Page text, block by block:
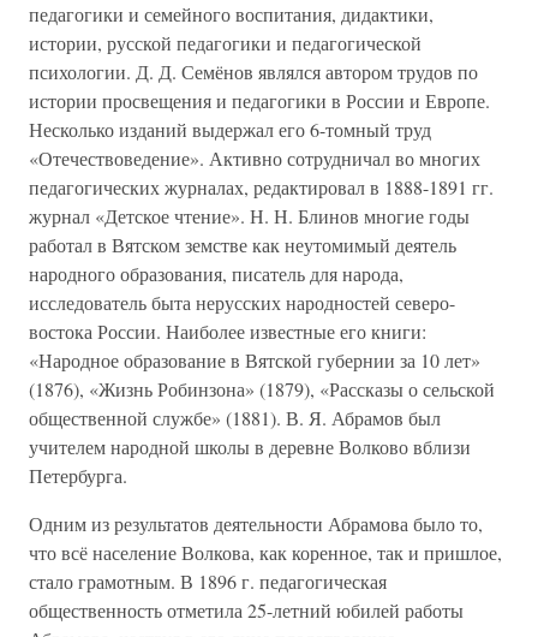
педагогики и семейного воспитания, дидактики,
истории, русской педагогики и педагогической
психологии. Д. Д. Семёнов являлся автором трудов по
истории просвещения и педагогики в России и Европе.
Несколько изданий выдержал его 6-томный труд
«Отечествоведение». Активно сотрудничал во многих
педагогических журналах, редактировал в 1888-1891 гг.
журнал «Детское чтение». Н. Н. Блинов многие годы
работал в Вятском земстве как неутомимый деятель
народного образования, писатель для народа,
исследователь быта нерусских народностей северо-
востока России. Наиболее известные его книги:
«Народное образование в Вятской губернии за 10 лет»
(1876), «Жизнь Робинзона» (1879), «Рассказы о сельской
общественной службе» (1881). В. Я. Абрамов был
учителем народной школы в деревне Волково вблизи
Петербурга.
Одним из результатов деятельности Абрамова было то,
что всё население Волкова, как коренное, так и пришлое,
стало грамотным. В 1896 г. педагогическая
общественность отметила 25-летний юбилей работы